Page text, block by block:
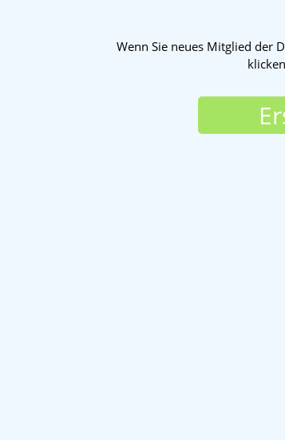
Wenn Sie neues Mitglied der